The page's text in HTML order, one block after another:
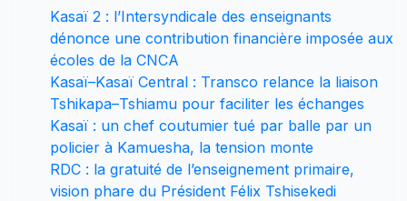
Kasaï 2 : l’Intersyndicale des enseignants
dénonce une contribution financière imposée aux
écoles de la CNCA
Kasaï–Kasaï Central : Transco relance la liaison
Tshikapa–Tshiamu pour faciliter les échanges
Kasaï : un chef coutumier tué par balle par un
policier à Kamuesha, la tension monte
RDC : la gratuité de l’enseignement primaire,
vision phare du Président Félix Tshisekedi